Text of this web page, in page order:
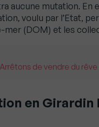
aucune mutation. En
voulu par l’Etat,
mer (DOM) et les
de vendre du
en